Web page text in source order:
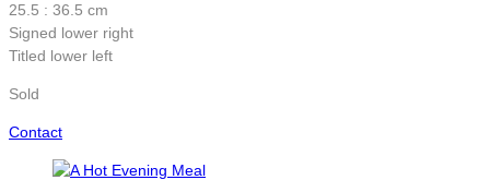
25.5 : 36.5 cm
Signed lower right
Titled lower left
Sold
Contact